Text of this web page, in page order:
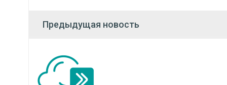
Предыдущая новость